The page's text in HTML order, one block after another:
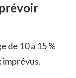
de 10 à 15 %